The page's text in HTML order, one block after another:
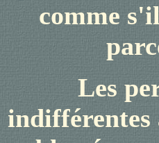
comme
Les
indifférentes